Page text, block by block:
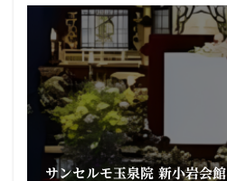
サンセルモ玉泉院 新小岩会館